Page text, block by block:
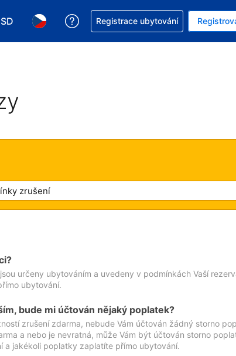
Vyberte si měnu. Aktuálně zvolená měna: Americký
Vyberte si jazyk. Aktuálně zvolený jazyk: V
Asistence s rezervací
Registrace ubytování
určeny ubytováním a uvedeny v podmínkách Vaší
ubytování.
bude mi účtován nějaký poplatek?
zrušení zdarma, nebude Vám účtován žádný storno
a nebo je nevratná, může Vám být účtován storno
a jakékoli poplatky zaplatíte přímo ubytování.